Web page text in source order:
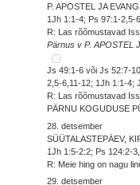
P. APOSTEL JA
1Jh 1:1-4; Ps 97:1-2,5-
R: Las rõõmustavad
Pärnus v P. APOSTEL
Js 49:1-6 või Js 52:7-
2,5-6,11-12; 1Jh 1:1-4;
R: Las rõõmustavad
PÄRNU KOGUDUSE
28. detsember
SÜÜTALASTEPÄEV,
1Jh 1:5-2:2; Ps 124:2-
R: Meie hing on nagu
29. detsember